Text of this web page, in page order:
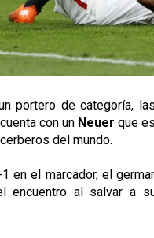
en la lista para
así queda
para la 2026/27
el mercado de
FC cierra la
ante el Bayer
portero de categoría,
cuenta con un Neuer que
del mundo.
en el marcador, el
encuentro al salvar a